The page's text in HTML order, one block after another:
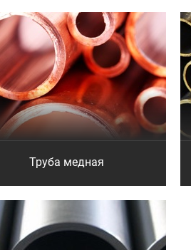
Труба медная